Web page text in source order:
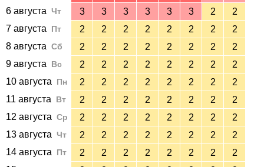
6 августа Чт 3 3 3 3 3 3 2
2
7 августа
Пт 2 2 2 2 2 2 2
2
8 августа Сб 2 2 2 2 2 2 2
2
9 августа
Вс 2 2 2 2 2 2 2
2
10 августа
Пн 2 2 2 2 2 2 2
2
11 августа
Вт 2 2 2 2 2 2 2
2
12 августа Ср 2 2 2 2 2 2 2
2
13 августа Чт 2 2 2 2 2 2 2
2
14 августа
Пт 2 2 2 2 2 2 2
2